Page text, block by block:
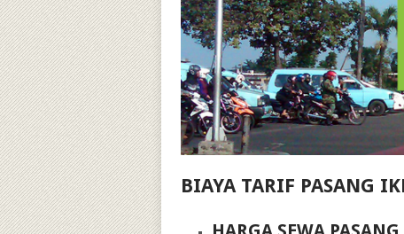
BIAYA TARIF PASANG